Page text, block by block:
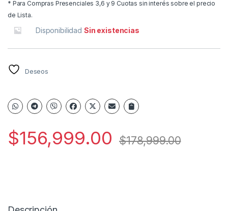
* Para Compras Presenciales 3,6 y 9 Cuotas sin interés sobre el precio
de Lista.
Disponibilidad Sin existencias
Deseos
$156,999.00 $178,999.00